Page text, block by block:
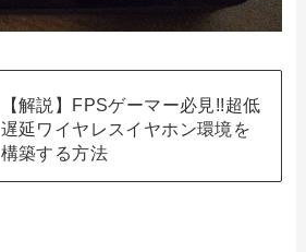
【解説】FPSゲーマー必見!!超低
遅延ワイヤレスイヤホン環境を
構築する方法